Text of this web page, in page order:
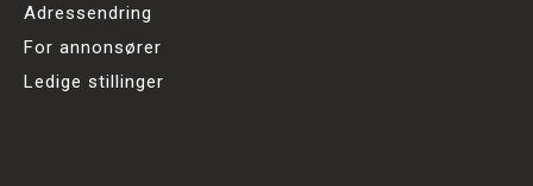
Adressendring
For annonsører
Ledige stillinger